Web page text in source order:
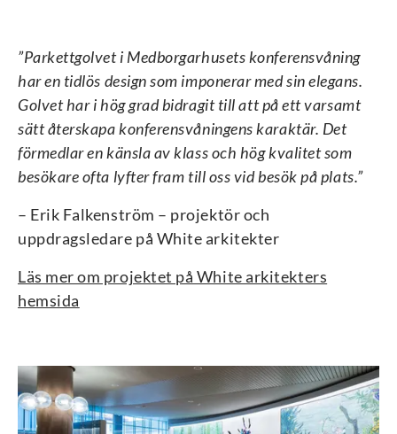
”Parkettgolvet i Medborgarhusets konferensvåning
har en tidlös design som imponerar med sin elegans.
Golvet har i hög grad bidragit till att på ett varsamt
sätt återskapa konferensvåningens karaktär. Det
förmedlar en känsla av klass och hög kvalitet som
besökare ofta lyfter fram till oss vid besök på plats.”
– Erik Falkenström – projektör och
uppdragsledare på White arkitekter
Läs mer om projektet på White arkitekters
hemsida